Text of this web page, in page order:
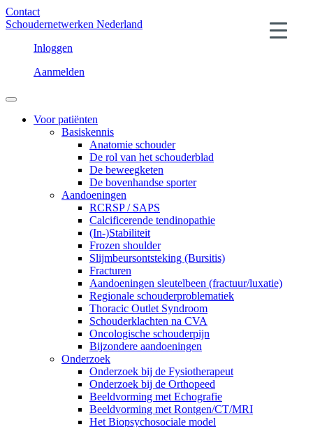
Contact
Schoudernetwerken Nederland
Inloggen
Aanmelden
Voor patiënten
Basiskennis
Anatomie schouder
De rol van het schouderblad
De beweegketen
De bovenhandse sporter
Aandoeningen
RCRSP / SAPS
Calcificerende tendinopathie
(In-)Stabiliteit
Frozen shoulder
Slijmbeursontsteking (Bursitis)
Fracturen
Aandoeningen sleutelbeen (fractuur/luxatie)
Regionale schouderproblematiek
Thoracic Outlet Syndroom
Schouderklachten na CVA
Oncologische schouderpijn
Bijzondere aandoeningen
Onderzoek
Onderzoek bij de Fysiotherapeut
Onderzoek bij de Orthopeed
Beeldvorming met Echografie
Beeldvorming met Rontgen/CT/MRI
Het Biopsychosociale model